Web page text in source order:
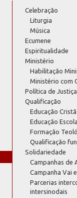
Celebração
Liturgia
Música
Ecumene
Espiritualidade
Ministério
Habilitação
Ministério com
Política de
Qualificação
Educação
Educação
Formação
Qualificação
Solidariedade
Campanhas de
Campanha Vai
Parcerias
intersinodais